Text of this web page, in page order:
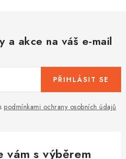
a akce na váš e-mail
podmínkami ochrany osobních údajů
PŘIHLÁSIT SE
vám s výběrem